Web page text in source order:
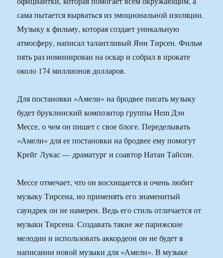
сама пытается вырваться из эмоциональной изоляции.
Музыку к фильму, которая создает уникальную
атмосферу, написал талантливый Янн Тирсен. Фильм
пять раз номинирован на оскар и собрал в прокате
около 174 миллионов долларов.
Для постановки «Амели» на бродвее писать музыку
будет бруклинский композитор группы Hem Дэн
Мессе, о чем он пишет с свое блоге. Переделывать
«Амели» для ее постановки на бродвее ему помогут
Крейг Лукас — драматург и соавтор Натан Тайсон.
Мессе отмечает, что он восхищается и очень любит
музыку Тирсена, но применять его знаменитый
саундрек он не намерен. Ведь его стиль отличается от
музыки Тирсена. Создавать такие же парижские
мелодии и использовать аккордеон он не будет в
написании новой музыки для «Амели». В музыке